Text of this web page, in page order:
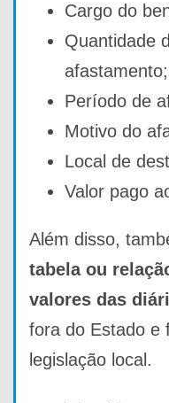
Cargo do
Quantidade
afastamento;
Período de
Motivo do
Local de
Valor pago
Além disso,
tabela ou
valores das
fora do Estado e
legislação local.